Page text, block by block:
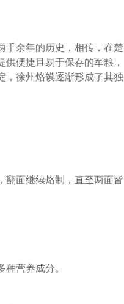
千余年的历史，相传，在楚
便捷且易于保存的军粮，
，徐州烙馍逐渐形成了其独
翻面继续烙制，直至两面皆
营养成分。